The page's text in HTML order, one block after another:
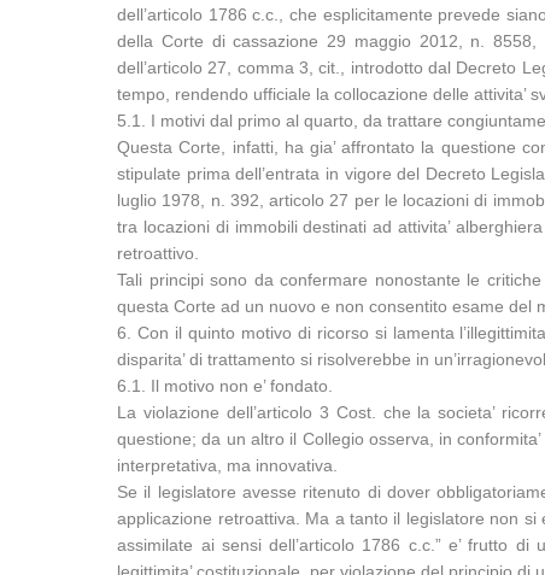
dell’articolo 1786 c.c., che esplicitamente prevede
della Corte di cassazione 29 maggio 2012, n. 8558,
dell’articolo 27, comma 3, cit., introdotto dal Decreto
tempo, rendendo ufficiale la collocazione delle attivita’
5.1. I motivi dal primo al quarto, da trattare
Questa Corte, infatti, ha gia’ affrontato la questione
stipulate prima dell’entrata in vigore del Decreto
luglio 1978, n. 392, articolo 27 per le locazioni di
tra locazioni di immobili destinati ad attivita’
retroattivo.
Tali principi sono da confermare nonostante le
questa Corte ad un nuovo e non consentito esame del
6. Con il quinto motivo di ricorso si lamenta
disparita’ di trattamento si risolverebbe in
6.1. Il motivo non e’ fondato.
La violazione dell’articolo 3 Cost. che la societa’
questione; da un altro il Collegio osserva, in
interpretativa, ma innovativa.
Se il legislatore avesse ritenuto di dover
applicazione retroattiva. Ma a tanto il legislatore non si
assimilate ai sensi dell’articolo 1786 c.c.” e’ frutto
legittimita’ costituzionale, per violazione del principio